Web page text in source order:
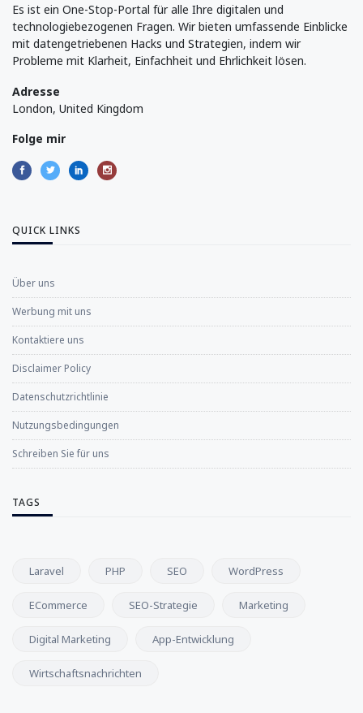
Es ist ein One-Stop-Portal für alle Ihre digitalen und
technologiebezogenen Fragen. Wir bieten umfassende Einblicke
mit datengetriebenen Hacks und Strategien, indem wir
Probleme mit Klarheit, Einfachheit und Ehrlichkeit lösen.
Adresse
London, United Kingdom
Folge mir
QUICK LINKS
Über uns
Werbung mit uns
Kontaktiere uns
Disclaimer Policy
Datenschutzrichtlinie
Nutzungsbedingungen
Schreiben Sie für uns
TAGS
Laravel PHP SEO WordPress
ECommerce SEO-Strategie Marketing
Digital Marketing App-Entwicklung
Wirtschaftsnachrichten